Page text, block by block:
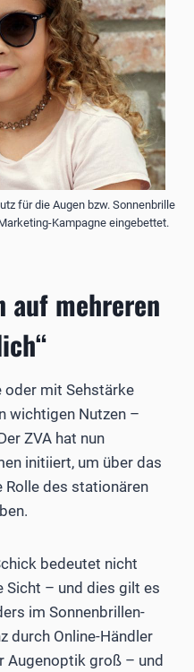
für die Augen bzw. Sonnenbrille
Kampagne eingebettet.
auf mehreren
mit Sehstärke
wichtigen Nutzen –
ZVA hat nun
initiiert, um über das
Rolle des stationären
bedeutet nicht
Sicht – und dies gilt es
im Sonnenbrillen-
durch Online-Händler
Augenoptik groß – und